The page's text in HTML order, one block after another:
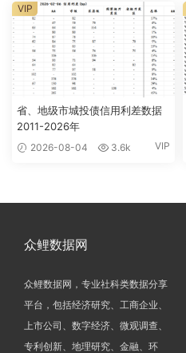
省、地级市城投债信用利差数据
2011-2026年
2026-08-04 3.6k VIP
VIP
众鲤数据网
众鲤数据网，专业社科类数据分享
平台，包括经济研究、工商企业、
上市公司、数字经济、微观调查、
专利创新、地理研究、金融、环